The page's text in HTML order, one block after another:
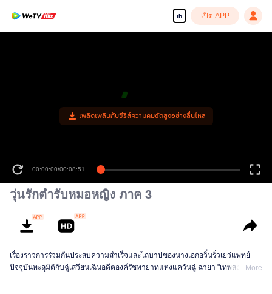
th เปิด APP
เพลิดเพลินกับซีรีส์ความคมชัดสูงอย่างลื่นไหล
00:00:00/00:08:51
วุ่นรักตำรับหมอหญิง ภาค 3
เรื่องราวการร่วมกันประสบความสำเร็จและไถ่บาปของนางเอกอวิ๋นรั่วเยว่แพทย์
ปัจจุบันทะลุมิติกับฉู่เสวียนเฉินอดีตองค์รัชทายาทแห่งแคว้นฉู่ ฉายา "เทพสงคราม
More